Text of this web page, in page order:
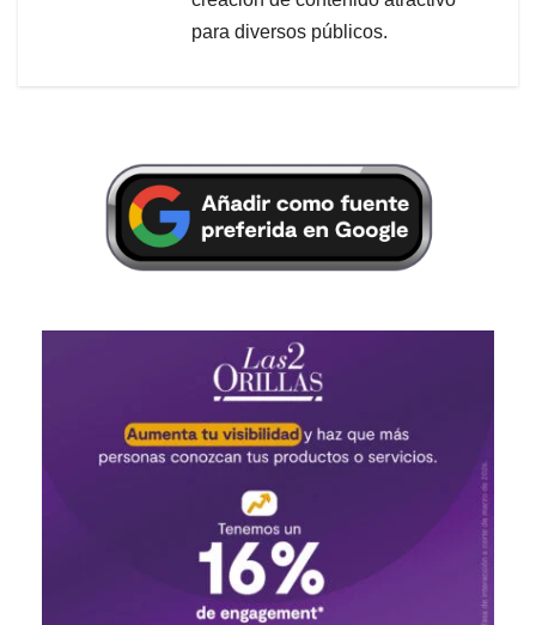
para diversos públicos.